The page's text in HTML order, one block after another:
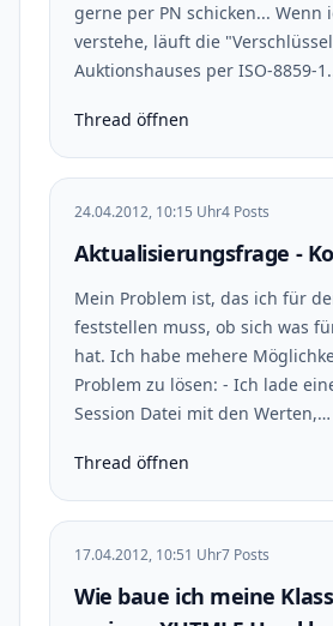
gerne per PN schicken... Wenn
verstehe, läuft die
Auktionshauses per ISO-8859-
Thread öffnen
24.04.2012, 10:15 Uhr4 Posts
Aktualisierungsfrage -
Mein Problem ist, das ich für
feststellen muss, ob sich was
hat. Ich habe mehere
Problem zu lösen: - Ich lade
Session Datei mit den Werten,…
Thread öffnen
17.04.2012, 10:51 Uhr7 Posts
Wie baue ich meine